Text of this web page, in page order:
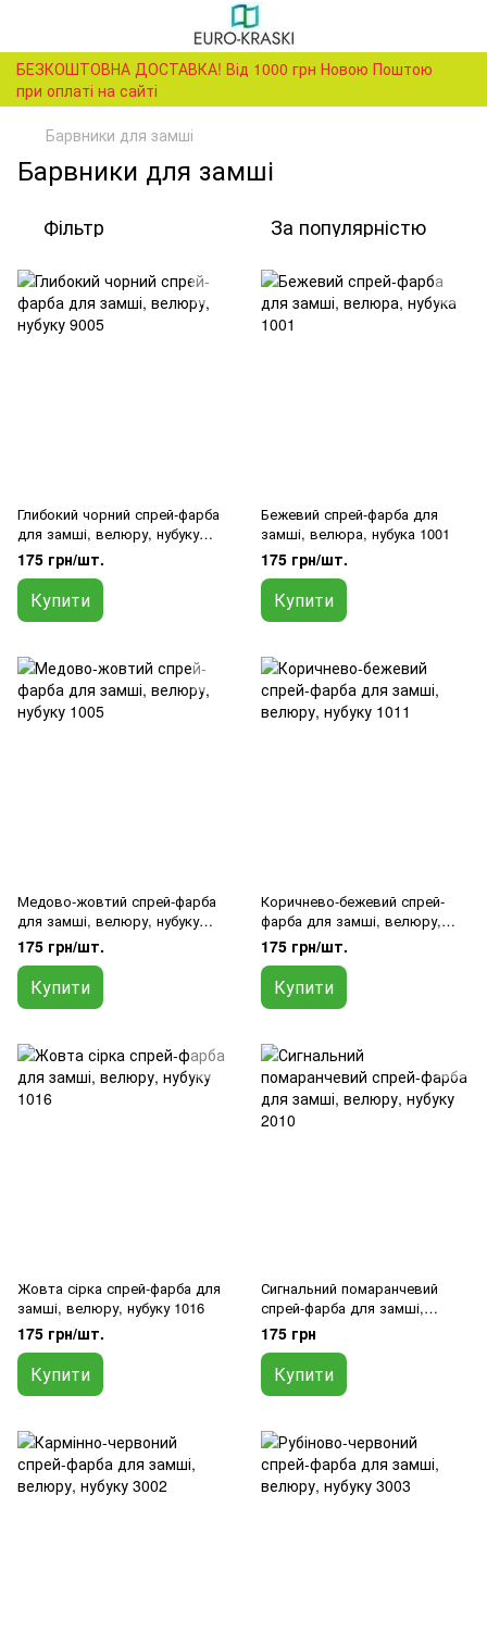
БЕЗКОШТОВНА ДОСТАВКА! Від 1000 грн Новою Поштою
при оплаті на сайті
Барвники для замші
Барвники для замші
Фільтр За популярністю
Глибокий чорний спрей-фарба
для замші, велюру, нубуку
9005
175 грн/шт.
Купити
Бежевий спрей-фарба для
замші, велюра, нубука 1001
175 грн/шт.
Купити
Медово-жовтий спрей-фарба
для замші, велюру, нубуку
1005
175 грн/шт.
Купити
Коричнево-бежевий спрей-
фарба для замші, велюру,
нубуку 1011
175 грн/шт.
Купити
Жовта сірка спрей-фарба для
замші, велюру, нубуку 1016
175 грн/шт.
Купити
Сигнальний помаранчевий
спрей-фарба для замші,
велюру, нубуку 2010
175 грн
Купити